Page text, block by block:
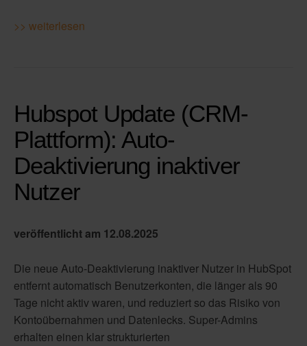
>> weiterlesen
Hubspot Update (CRM-
Plattform): Auto-
Deaktivierung inaktiver
Nutzer
veröffentlicht am 12.08.2025
Die neue Auto-Deaktivierung inaktiver Nutzer in HubSpot
entfernt automatisch Benutzerkonten, die länger als 90
Tage nicht aktiv waren, und reduziert so das Risiko von
Kontoübernahmen und Datenlecks. Super-Admins
erhalten einen klar strukturierten